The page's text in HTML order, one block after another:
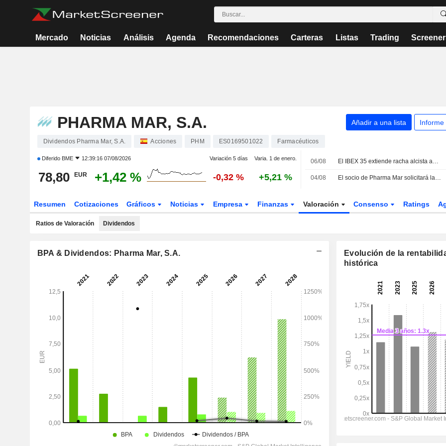
Mercado Noticias Análisis Agenda Recomendaciones Carteras Listas Trading
PHARMA MAR, S.A. Añadir a una lista Informe
Dividendos Pharma Mar, S.A. Acciones PHM ES0169501022 Farmacéuticos
Diferido BME 12:39:16 07/08/2026 Variación 5 días Varia. 1 de enero.
78,80 EUR +1,42 % -0,32 % +5,21 %
06/08 El IBEX 35 extiende racha alcista ante las esperanzas de acuerdo entre EEUU e Irán
04/08 El socio de Pharma Mar solicitará la retirada de la indicación para el cáncer de pulmón microcítico en recaída de la etiqueta de Zepzelca en EE. UU.
Resumen Cotizaciones Gráficos Noticias Empresa Finanzas Valoración Consenso Ratings
Ratios de Valoración Dividendos
BPA & Dividendos: Pharma Mar, S.A.
Evolución de la
histórica